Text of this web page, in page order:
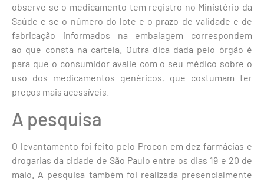
observe se o medicamento tem registro no Ministério da
Saúde e se o número do lote e o prazo de validade e de
fabricação informados na embalagem correspondem
ao que consta na cartela. Outra dica dada pelo órgão é
para que o consumidor avalie com o seu médico sobre o
uso dos medicamentos genéricos, que costumam ter
preços mais acessíveis.
A pesquisa
O levantamento foi feito pelo Procon em dez farmácias e
drogarias da cidade de São Paulo entre os dias 19 e 20 de
maio. A pesquisa também foi realizada presencialmente